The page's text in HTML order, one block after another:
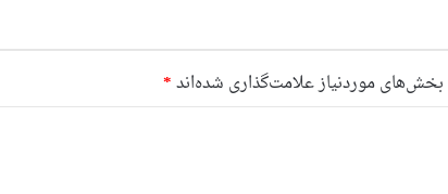
بخش‌های موردنیاز علامت‌گذاری شده‌اند*